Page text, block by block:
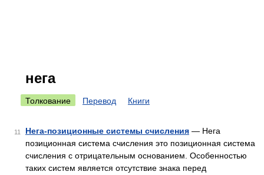
нега
Толкование Перевод Книги
11 Нега-позиционные системы счисления — Нега
позиционная система счисления это позиционная система
счисления с отрицательным основанием. Особенностью
таких систем является отсутствие знака перед